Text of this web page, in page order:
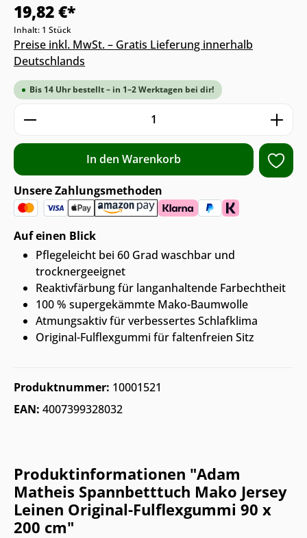
19,82 €*
Inhalt: 1 Stück
Preise inkl. MwSt. – Gratis Lieferung innerhalb
Deutschlands
Bis 14 Uhr bestellt – in 1–2 Werktagen bei dir!
Produkt Anzahl: Gib den
In den Warenkorb
Unsere Zahlungsmethoden
Auf einen Blick
Pflegeleicht bei 60 Grad waschbar und
trocknergeeignet
Reaktivfärbung für langanhaltende Farbechtheit
100 % supergekämmte Mako-Baumwolle
Atmungsaktiv für verbessertes Schlafklima
Original-Fulflexgummi für faltenfreien Sitz
Produktnummer: 10001521
EAN: 4007399328032
Produktinformationen "Adam
Matheis Spannbetttuch Mako Jersey
Leinen Original-Fulflexgummi 90 x
200 cm"